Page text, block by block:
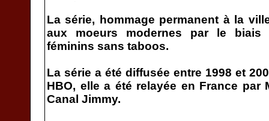
La série, hommage permanent à la
aux moeurs modernes par le biais
féminins sans taboos.
La série a été diffusée entre 1998 et
HBO, elle a été relayée en France par
Canal Jimmy.